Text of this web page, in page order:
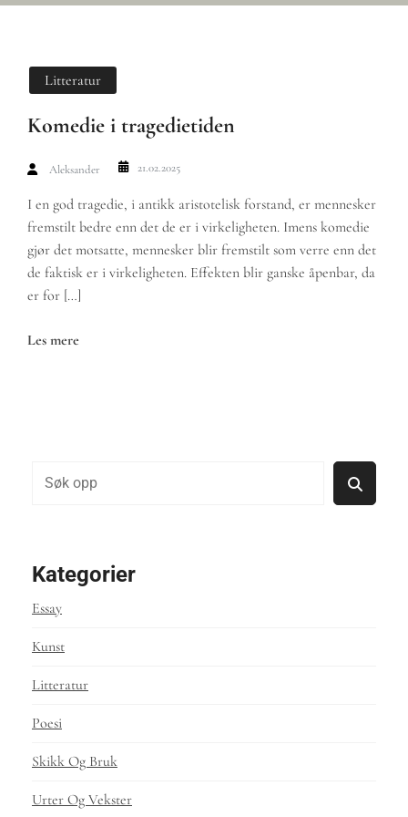
Litteratur
Komedie i tragedietiden
Aleksander 21.02.2025
I en god tragedie, i antikk aristotelisk forstand, er mennesker
fremstilt bedre enn det de er i virkeligheten. Imens komedie
gjør det motsatte, mennesker blir fremstilt som verre enn det
de faktisk er i virkeligheten. Effekten blir ganske åpenbar, da
er for […]
Les mere
Kategorier
Essay
Kunst
Litteratur
Poesi
Skikk Og Bruk
Urter Og Vekster